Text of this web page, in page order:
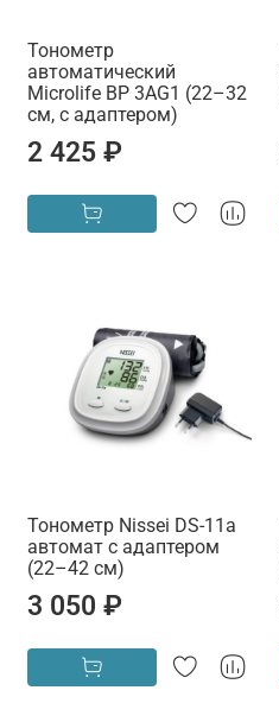
Тонометр
автоматический
Microlife BP 3AG1 (22–32
см, с адаптером)
2 425 ₽
Тонометр Nissei DS-11a
автомат с адаптером
(22–42 см)
3 050 ₽